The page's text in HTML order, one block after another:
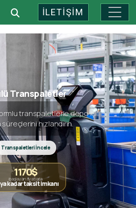
İLETİŞİM
Transpaletler
transpaletlerle depo içi
hızlandırın.
Transpaletleri İncele
1170$
başlayan fiyatlarla
kadar taksit imkanı
ForkliftlerTranspaletler